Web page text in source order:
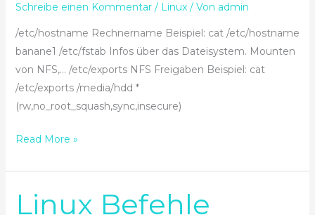
Schreibe einen Kommentar / Linux/ Von admin
/etc/hostname Rechnername Beispiel: cat /etc/hostname
banane1 /etc/fstab Infos über das Dateisystem. Mounten
von NFS,… /etc/exports NFS Freigaben Beispiel: cat
/etc/exports /media/hdd *
(rw,no_root_squash,sync,insecure)
Read More »
Linux Befehle
Linux